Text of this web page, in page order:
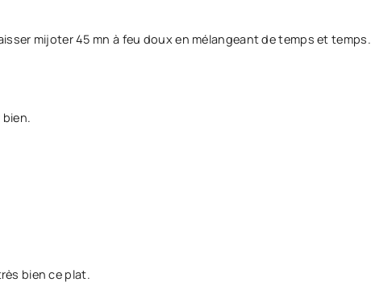
mijoter 45 mn à feu doux en mélangeant de temps et temps.
bien.
bien ce plat.